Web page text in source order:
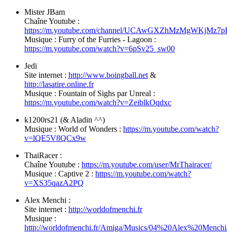
Mister JBam
Chaîne Youtube :
https://m.youtube.com/channel/
Musique : Furry of the Furries - Lagoon :
https://m.youtube.com/watch?v=6pSv25_sw00
Jedi
Site internet : http://www.boingball.net &
http://lasatire.online.fr
Musique : Fountain of Sighs par Unreal :
https://m.youtube.com/watch?v=ZeiblkOqdxc
k1200rs21 (& Aladin ^^)
Musique : World of Wonders : https://m.youtube.com/watch?
v=lQE5V8QCx9w
ThaiRacer :
Chaîne Youtube : https://m.youtube.com/user/MrThairacer/
Musique : Captive 2 : https://m.youtube.com/watch?
v=XS35qazA2PQ
Alex Menchi :
Site internet : http://worldofmenchi.fr
Musique :
http://worldofmenchi.fr/Amiga/Musics/